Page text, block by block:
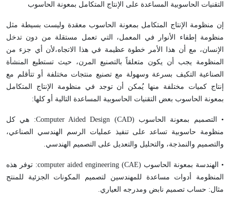
التقنيات الحاسوبية المساعدة على الإنتاج المتكامل بمعونة الحاسوب
إن منظومة الإنتاج المتكامل بمعونة الحاسوب معقدة وليست بسيطة مثل
منظومة إطفاء الأنوار في المعمل، التي تعمل مستقلة من دون تدخل
الإنسان، مع أن هذا الأمر خطوة عظيمة في هذا الاتجاه،لأن أي جزء من
المنظومة يجب أن يكون متعلقاً بالتصنيع المرن، حيث تستطيع المنشأة
الصناعية التكيف بسرعة وسهولة مع تصنيع منتجات مختلفة أو تتأقلم مع
إنتاج كميات مختلفة منها يُمكن أن توجد في منظومة الإنتاج المتكامل
بمعونة الحاسوب بعض التقنيات الحاسوبية المساعدة التالية أو كلها:
• التصميم بمعونة الحاسوب (CAD
)
Computer Aided Design: هي كل
منظومة حاسوبية تساعد على تنفيذ عمليات الرسم الهندسي الصناعي،
والتصميم والنمذجة، والتحليل والتعديل على التصميم الهندسي.
• الهندسة بمعونة الحاسوب (CAE
)
computer aided engineering: توفر هذه
المنظومة أدوات مساعدة للمهندسين لتصميم المكونات الجزئية للمنتج
مثال: حساب تصميم نابض ومدرجه العياري.